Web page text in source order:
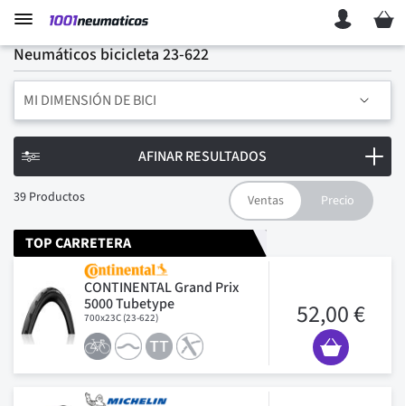
Mi
Neumáticos bicicleta 23-622
39 Productos
TOP CARRETERA
CONTINENTAL Grand Prix
5000 Tubetype
700x23C (23-622) 52,00 €
MI DIMENSIÓN DE BICI
AFINAR RESULTADOS